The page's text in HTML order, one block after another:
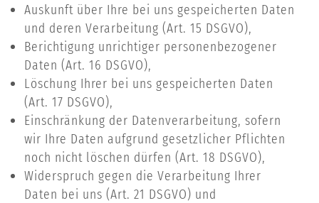
Auskunft über Ihre bei uns gespeicherten Daten
und deren Verarbeitung (Art. 15 DSGVO),
Berichtigung unrichtiger personenbezogener
Daten (Art. 16 DSGVO),
Löschung Ihrer bei uns gespeicherten Daten
(Art. 17 DSGVO),
Einschränkung der Datenverarbeitung, sofern
wir Ihre Daten aufgrund gesetzlicher Pflichten
noch nicht löschen dürfen (Art. 18 DSGVO),
Widerspruch gegen die Verarbeitung Ihrer
Daten bei uns (Art. 21 DSGVO) und